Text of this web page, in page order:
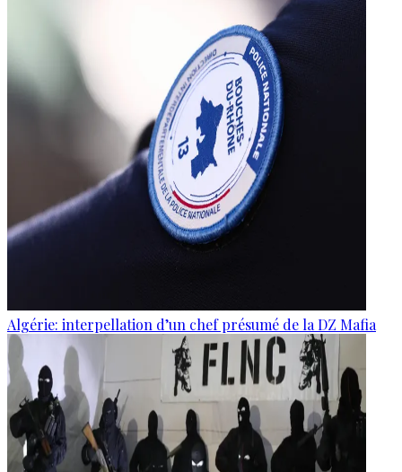
Algérie: interpellation d’un chef présumé de la DZ Mafia